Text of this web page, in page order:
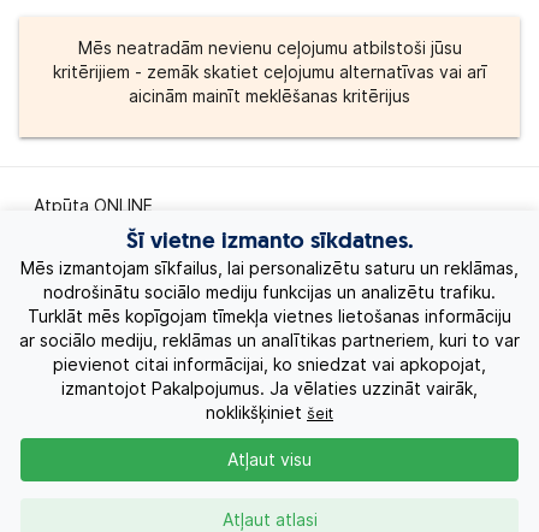
Mēs neatradām nevienu ceļojumu atbilstoši jūsu
kritērijiem - zemāk skatiet ceļojumu alternatīvas vai arī
aicinām mainīt meklēšanas kritērijus
Atpūta ONLINE
Ekskursiju ceļojumi
Eksotiskie ceļojumi
Labākie piedāvājumi
Kruīzi
Šī vietne izmanto sīkdatnes.
Mēs izmantojam sīkfailus, lai personalizētu saturu un reklāmas,
nodrošinātu sociālo mediju funkcijas un analizētu trafiku.
Turklāt mēs kopīgojam tīmekļa vietnes lietošanas informāciju
ar sociālo mediju, reklāmas un analītikas partneriem, kuri to var
pievienot citai informācijai, ko sniedzat vai apkopojat,
izmantojot Pakalpojumus. Ja vēlaties uzzināt vairāk,
noklikšķiniet šeit
Atļaut atlasi
Atļaut visu